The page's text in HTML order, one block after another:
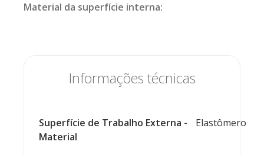
Material da superfície interna:
Informações técnicas
Superfície de Trabalho Externa -
Material
Elastômero